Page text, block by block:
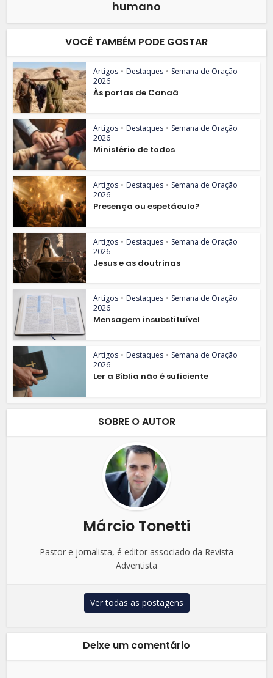
humano
VOCÊ TAMBÉM PODE GOSTAR
Artigos • Destaques • Semana de Oração
2026
Às portas de Canaã
Artigos • Destaques • Semana de Oração
2026
Ministério de todos
Artigos • Destaques • Semana de Oração
2026
Presença ou espetáculo?
Artigos • Destaques • Semana de Oração
2026
Jesus e as doutrinas
Artigos • Destaques • Semana de Oração
2026
Mensagem insubstituível
Artigos • Destaques • Semana de Oração
2026
Ler a Bíblia não é suficiente
SOBRE O AUTOR
Márcio Tonetti
Pastor e jornalista, é editor associado da Revista
Adventista
Ver todas as postagens
Deixe um comentário